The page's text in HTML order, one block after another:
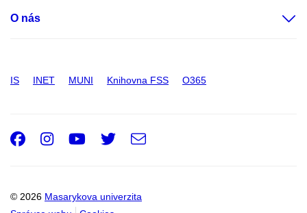
O nás
IS INET MUNI Knihovna FSS O365
© 2026 Masarykova univerzita
Facebook
Instagram
Youtube
Twitter
e-